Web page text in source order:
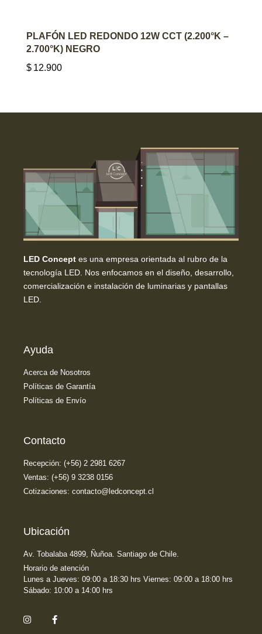
AGREGAR AL CARRITO
PLAFÓN LED REDONDO 12W CCT (2.200°K –
2.700°K) NEGRO
$ 12.900
LED Concept es una empresa orientada al rubro de la
tecnología LED. Nos enfocamos en el diseño, desarrollo,
comercialización e instalación de luminarias y pantallas
LED.
Ayuda
Acerca de Nosotros
Políticas de Garantía
Políticas de Envío
Contacto
Recepción: (+56) 2 2981 6267
Ventas: (+56) 9 3238 0156
Cotizaciones: contacto@ledconcept.cl
Ubicación
Av. Tobalaba 4899, Ñuñoa. Santiago de Chile.
Horario de atención
Lunes a Jueves: 09:00 a 18:30 hrs Viernes: 09:00 a 18:00 hrs
Sábado: 10:00 a 14:00 hrs